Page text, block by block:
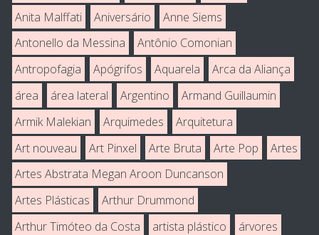
Anita Malffati
Aniversário
Anne Siems
Antonello da Messina
Antônio Comonian
Antropofagia
Apógrifos Aquarela
Arca da Aliança
área
área lateral Argentino
Armand Guillaumin
Armik Malekian
Arquimedes
Arquitetura
Art nouveau
Art Pinxel Arte Bruta Arte Pop
Artes
Artes Abstrata Megan Aroon Duncanson
Artes Plásticas
Arthur Drummond
Arthur Timóteo da Costa
artista plástico
árvores